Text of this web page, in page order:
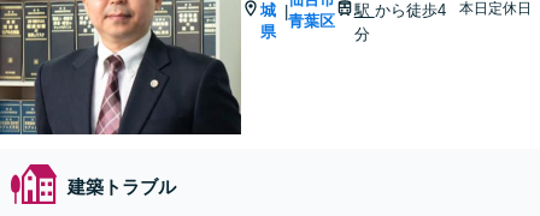
城
県
|
青葉区
駅 から徒歩4
分
本日定休日
建築トラブル